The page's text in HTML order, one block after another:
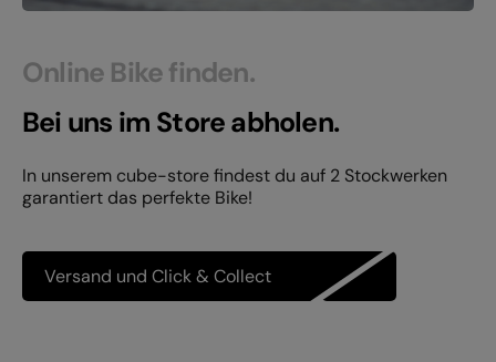
Online Bike finden.
Bei uns im Store abholen.
In unserem cube-store findest du auf 2 Stockwerken
garantiert das perfekte Bike!
Versand und Click & Collect